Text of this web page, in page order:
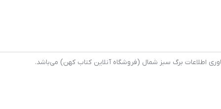
اطلاعات برگ سبز شمال (فروشگاه آنلاین کتاب کهن) می‌باشد.